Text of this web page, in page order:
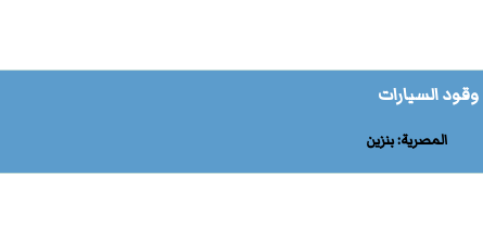
وقود السيارات
المصرية: بنزين